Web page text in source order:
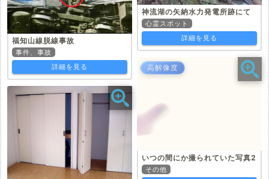
福知山線脱線事故
事件、事故
詳細を見る
神流湖の矢納水力発電所跡にて
心霊スポット
詳細を見る
高解像度
いつの間にか撮られていた写真2
その他